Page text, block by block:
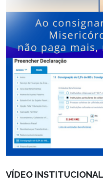
VÍDEO INSTITUCIONAL